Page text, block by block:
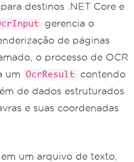
destinos .NET Core e
gerencia o
de páginas
o processo de OCR
um
OcrResult
contendo
de dados estruturados
e suas coordenadas
um arquivo de texto,